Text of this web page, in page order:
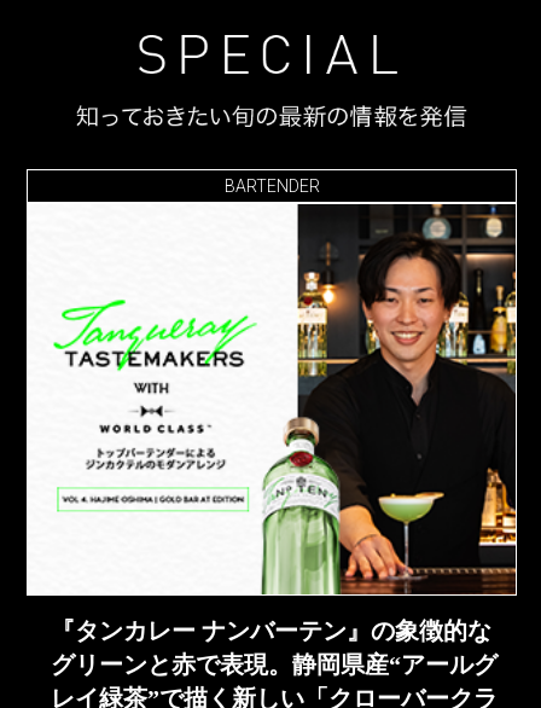
BARTENDER
『タンカレー ナンバーテン』の象徴的な
グリーンと赤で表現。静岡県産“アールグ
レイ緑茶”で描く新しい「クローバークラ